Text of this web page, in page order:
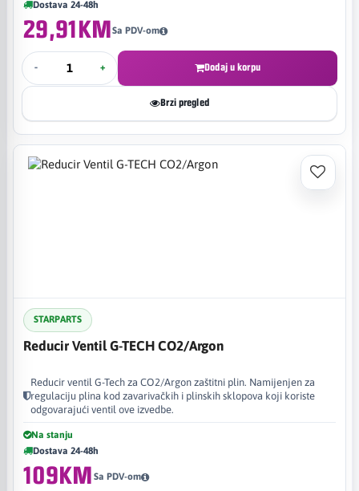
Dostava 24-48h
29,91KMSa PDV-om
- + Dodaj u korpu
Brzi pregled
STARPARTS
Reducir Ventil G-TECH CO2/Argon
Reducir ventil G-Tech za CO2/Argon zaštitni plin. Namijenjen za
regulaciju plina kod zavarivačkih i plinskih sklopova koji koriste
odgovarajući ventil ove izvedbe.
Na stanju
Dostava 24-48h
109KM Sa PDV-om